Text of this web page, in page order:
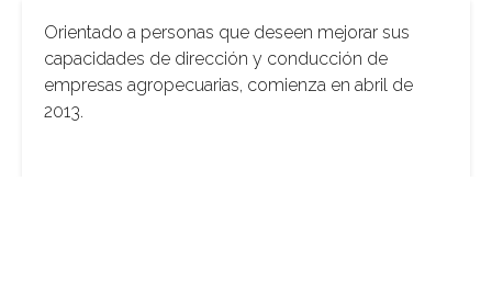
Orientado a personas que deseen mejorar sus
capacidades de dirección y conducción de
empresas agropecuarias, comienza en abril de
2013.